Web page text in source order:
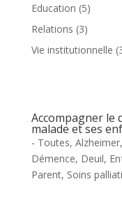
Education (5)
Relations (3)
Vie institutionnelle
Accompagner le
malade et ses
- Toutes, Alzheimer,
Démence, Deuil,
Parent, Soins